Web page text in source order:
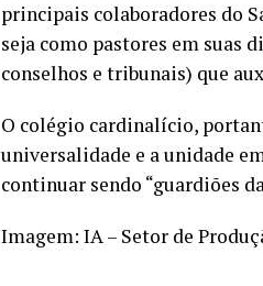
principais colaboradores do
seja como pastores em suas
conselhos e tribunais) que
O colégio cardinalício,
universalidade e a unidade
continuar sendo “guardiões
Imagem: IA – Setor de